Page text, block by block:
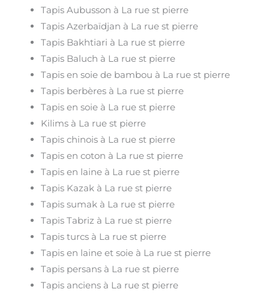
Tapis Aubusson à La rue st pierre
Tapis Azerbaïdjan à La rue st pierre
Tapis Bakhtiari à La rue st pierre
Tapis Baluch à La rue st pierre
Tapis en soie de bambou à La rue st pierre
Tapis berbères à La rue st pierre
Tapis en soie à La rue st pierre
Kilims à La rue st pierre
Tapis chinois à La rue st pierre
Tapis en coton à La rue st pierre
Tapis en laine à La rue st pierre
Tapis Kazak à La rue st pierre
Tapis sumak à La rue st pierre
Tapis Tabriz à La rue st pierre
Tapis turcs à La rue st pierre
Tapis en laine et soie à La rue st pierre
Tapis persans à La rue st pierre
Tapis anciens à La rue st pierre